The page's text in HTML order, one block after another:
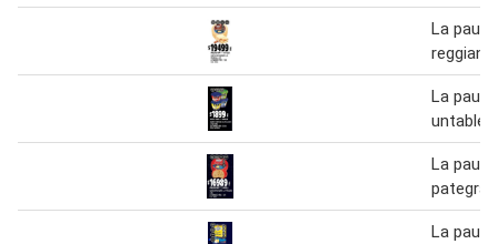
La
La
untable
La
La